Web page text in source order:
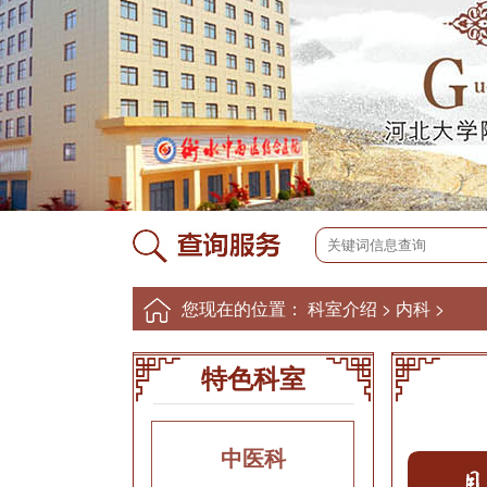
您现在的位置： 科室介绍 > 内科 >
特色科室
中医科